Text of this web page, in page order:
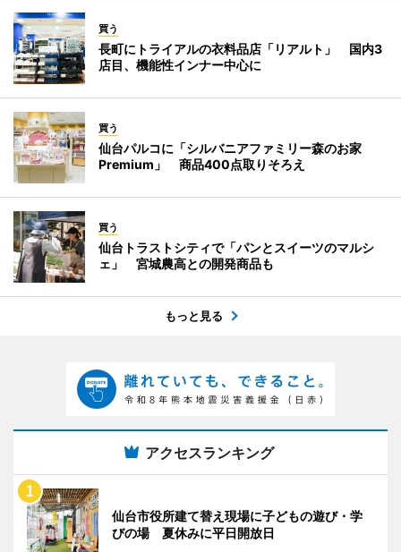
買う
長町にトライアルの衣料品店「リアルト」 国内3
店目、機能性インナー中心に
買う
仙台パルコに「シルバニアファミリー森のお家
Premium」 商品400点取りそろえ
買う
仙台トラストシティで「パンとスイーツのマルシ
ェ」 宮城農高との開発商品も
もっと見る
アクセスランキング
仙台市役所建て替え現場に子どもの遊び・学
びの場 夏休みに平日開放日